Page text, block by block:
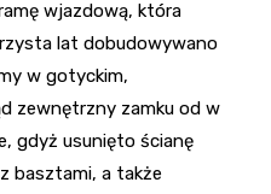
wjazdową, która
lat dobudowywano
w gotyckim,
zewnętrzny zamku od w
gdyż usunięto ścianę
basztami, a także